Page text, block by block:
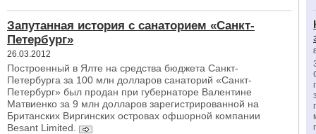
Запутанная история с санаторием «Санкт-
Петербург»
26.03.2012
Построенный в Ялте на средства бюджета Санкт-
Петербурга за 100 млн долларов санаторий «Санкт-
Петербург» был продан при губернаторе Валентине
Матвиенко за 9 млн долларов зарегистрированной на
Британских Виргинских островах офшорной компании
Besant Limited.